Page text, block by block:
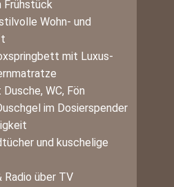
Frühstück
Wohn- und
mit Luxus-
WC, Fön
im Dosierspender
und kuschelige
über TV